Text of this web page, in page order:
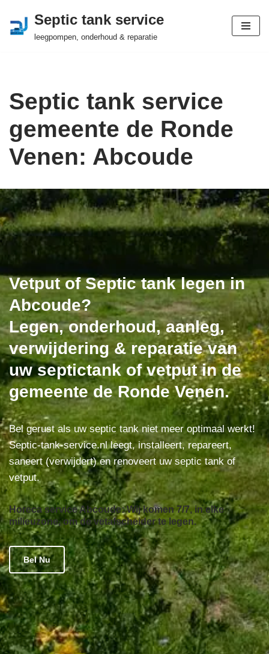
Ga
Septic tank service
leegpompen, onderhoud & reparatie
Septic tank service
gemeente de Ronde
Venen: Abcoude
Vetput of Septic tank legen in
Abcoude?
Legen, onderhoud, aanleg,
verwijdering & reparatie van
uw septictank of vetput in de
gemeente de Ronde Venen.
Bel gerust als uw septic tank niet meer optimaal werkt!
Septic-tank-service.nl leegt, installeert, repareert,
saneert (verwijdert) en renoveert uw septic tank of
vetput.
Horeca service Abcoude: Wij komen 7/7, in elke
milieuzone, om de vetafscheider te legen.
Bel Nu